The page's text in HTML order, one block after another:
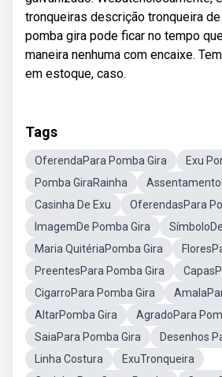
tronqueiras descrição tronqueira
pomba gira pode ficar no tempo
maneira nenhuma com encaixe.
em estoque, caso.
Tags
OferendaPara Pomba Gira
Exu
Pomba GiraRainha
Casinha De Exu
OferendasPara
ImagemDe Pomba Gira
Maria QuitériaPomba Gira
PreentesPara Pomba Gira
CigarroPara Pomba Gira
AltarPomba Gira
AgradoPara
SaiaPara Pomba Gira
Desenhos
Linha Costura
ExuTronqueira